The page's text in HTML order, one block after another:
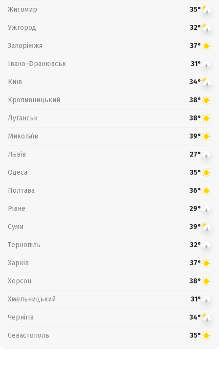
Житомир 35°
Ужгород 32°
Запоріжжя 37°
Івано-Франківськ 31°
Київ 34°
Кропивницький 38°
Луганськ 38°
Миколаїв 39°
Львів 27°
Одеса 35°
Полтава 36°
Рівне 29°
Суми 39°
Тернопіль 32°
Харків 37°
Херсон 38°
Хмельницький 31°
Чернігів 34°
Севастополь 35°